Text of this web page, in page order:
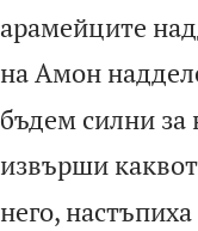
арамейците
на Амон
бъдем силни
извърши
него,